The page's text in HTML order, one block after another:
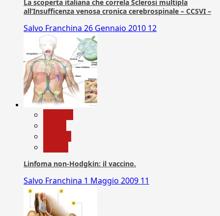
La scoperta italiana che correla Sclerosi multipla
all’Insufficenza venosa cronica cerebrospinale – CCSVI –
Salvo Franchina 26 Gennaio 2010 12
Linfoma non-Hodgkin: il vaccino.
Salvo Franchina 1 Maggio 2009 11